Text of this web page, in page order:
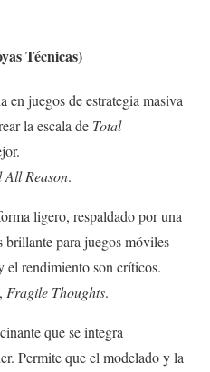
Técnicas)
en juegos de estrategia masiva
la escala de Total
All Reason.
ligero, respaldado por una
brillante para juegos móviles
el rendimiento son críticos.
, Fragile Thoughts.
que se integra
Permite que el modelado y la